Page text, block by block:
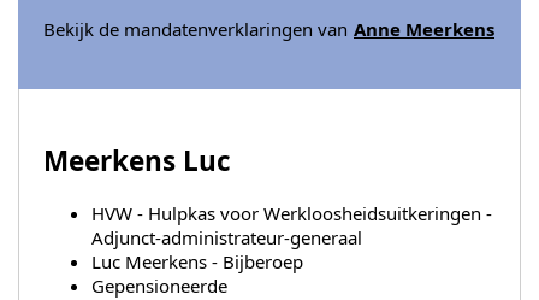
Bekijk de mandatenverklaringen van Anne Meerkens
Meerkens Luc
HVW - Hulpkas voor Werkloosheidsuitkeringen -
Adjunct-administrateur-generaal
Luc Meerkens - Bijberoep
Gepensioneerde